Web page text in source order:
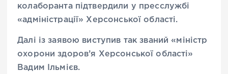
колаборанта підтвердили у пресслужбі
«адміністрації» Херсонської області.
Далі із заявою виступив так званий «міністр
охорони здоров’я Херсонської області»
Вадим Ільмієв.